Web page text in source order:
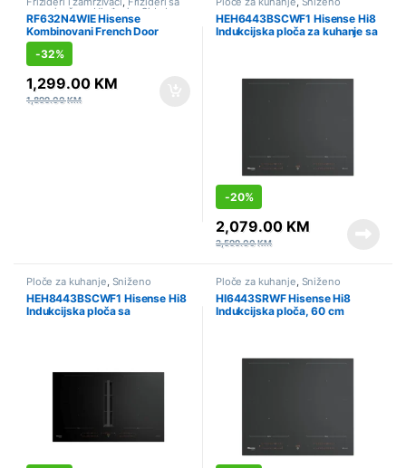
zamrzivačem,Hlađenje Side by
Side,Sniženo
RF632N4WIE Hisense
Kombinovani French Door
frižider, 485 l
-32%
1,299.00 KM
1,899.00KM
HEH6443BSCWF1 Hisense Hi8
Indukcijska ploča za kuhanje sa
-20%
2,079.00 KM
2,599.00KM
Ploče za kuhanje, Sniženo
HEH8443BSCWF1 Hisense Hi8
Indukcijska ploča sa
Ploče za kuhanje, Sniženo
HI6443SRWF Hisense Hi8
Indukcijska ploča, 60 cm